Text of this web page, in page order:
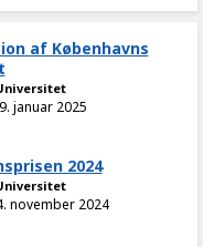
af Københavns
9. januar 2025
2024
november 2024